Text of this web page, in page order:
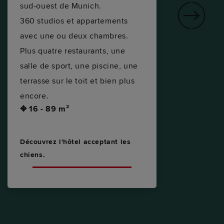
sud-ouest de Munich.
360 studios et appartements
avec une ou deux chambres.
Plus quatre restaurants, une
salle de sport, une piscine, une
terrasse sur le toit et bien plus
encore.
✥ 16 - 89 m²
Découvrez l'hôtel acceptant les
chiens.